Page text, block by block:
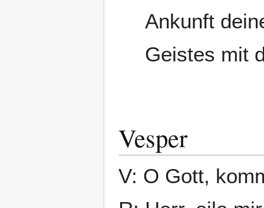
Ankunft
Geistes mit
Vesper
V: O Gott,